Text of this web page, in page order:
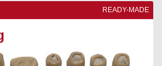
READY-MADE